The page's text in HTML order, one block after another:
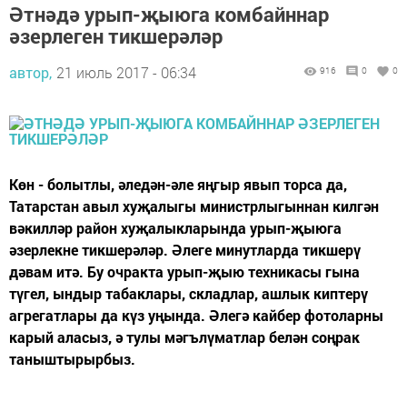
Әтнәдә урып-җыюга комбайннар
әзерлеген тикшерәләр
автор, 21 июль 2017 - 06:34 916 0 0
Көн - болытлы, әледән-әле яңгыр явып торса да,
Татарстан авыл хуҗалыгы министрлыгыннан килгән
вәкилләр район хуҗалыкларында урып-җыюга
әзерлекне тикшерәләр. Әлеге минутларда тикшерү
дәвам итә. Бу очракта урып-җыю техникасы гына
түгел, ындыр табаклары, складлар, ашлык киптерү
агрегатлары да күз уңында. Әлегә кайбер фотоларны
карый аласыз, ә тулы мәгълүматлар белән соңрак
таныштырырбыз.